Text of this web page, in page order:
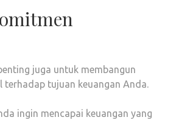
juga untuk membangun
terhadap tujuan keuangan Anda.
ingin mencapai keuangan yang